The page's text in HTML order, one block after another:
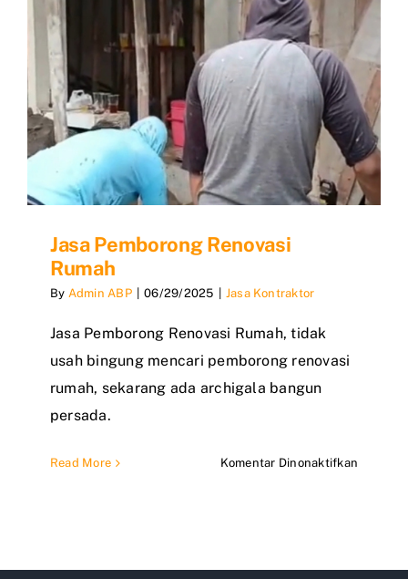
Jasa Pemborong Renovasi
Rumah
By Admin ABP 06/29/2025 Jasa Kontraktor
Jasa Pemborong Renovasi Rumah, tidak
usah bingung mencari pemborong renovasi
rumah, sekarang ada archigala bangun
persada.
Read More Komentar Dinonaktifkan